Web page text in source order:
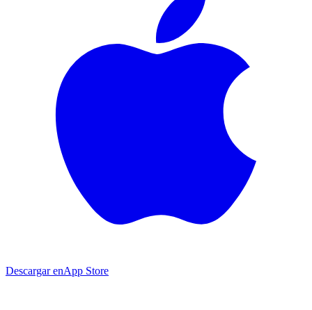
Descargar enApp Store